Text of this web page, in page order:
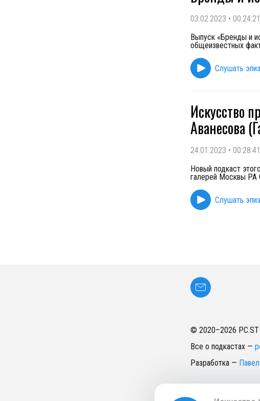
03.02.2023 • 00:24:21
Выпуск «Бренды и
общеизвестных
Слушать
Искусство
Аванесова
24.01.2023 • 00:28:41
Новый подкаст
галерей Москвы PA
Слушать
© 2020–2026 PC.ST
Все о подкастах —
Разработка —